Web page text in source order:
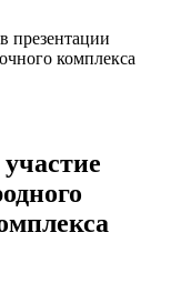
презентации
комплекса